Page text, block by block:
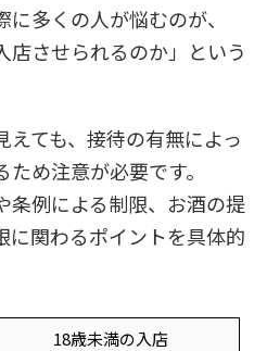
多くの人が悩むのが、
店させられるのか」という
ても、接待の有無によっ
め注意が必要です。
条例による制限、お酒の提
に関わるポイントを具体的
18歳未満の入店